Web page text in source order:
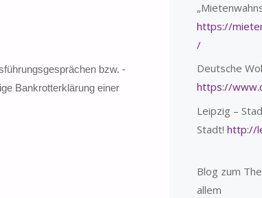
bzw. -
Bankrotterklärung einer
https://
/
Deutsche
https://
Leipzig –
Stadt! http://
Blog zum
allem